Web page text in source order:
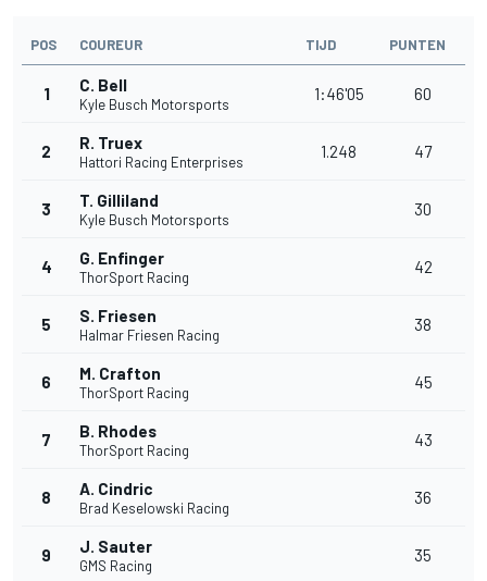
POS COUREUR TIJD PUNTEN
1 C. Bell
Kyle Busch Motorsports
1:46'05 60
2 R. Truex
Hattori Racing Enterprises
1.248 47
3 T. Gilliland
Kyle Busch Motorsports
30
4 G. Enfinger
ThorSport Racing
42
5 S. Friesen
Halmar Friesen Racing
38
6 M. Crafton
ThorSport Racing
45
7 B. Rhodes
ThorSport Racing
43
8 A. Cindric
Brad Keselowski Racing
36
9 J. Sauter
GMS Racing
35